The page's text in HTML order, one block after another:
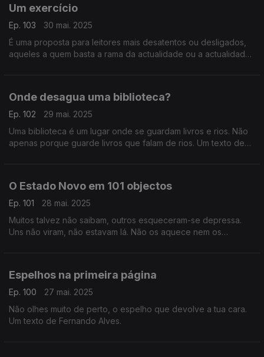
Um exercício
Ep. 103
30 mai. 2025
É uma proposta para leitores mais desatentos ou desligados,
aqueles a quem basta a rama da actualidade ou a actualidade
Onde desagua uma biblioteca?
Ep. 102
29 mai. 2025
Uma biblioteca é um lugar onde se guardam livros e rios. Não
apenas porque guarde livros que falam de rios. Um texto de
O Estado Novo em 101 objectos
Ep. 101
28 mai. 2025
Muitos talvez não saibam, outros esqueceram-se depressa.
Uns não viram, não estavam lá. Não os aquece nem os
Espelhos na primeira página
Ep. 100
27 mai. 2025
Não olhes muito de perto, o espelho que devolve a tua cara.
Um texto de Fernando Alves.